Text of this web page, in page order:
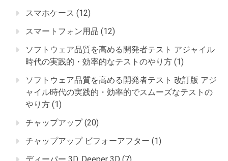
スマホケース (12)
スマートフォン用品 (12)
ソフトウェア品質を高める開発者テスト アジャイル
時代の実践的・効率的なテストのやり方 (1)
ソフトウェア品質を高める開発者テスト 改訂版 アジ
ャイル時代の実践的・効率的でスムーズなテストの
やり方 (1)
チャップアップ(20)
チャップアップ ビフォーアフター (1)